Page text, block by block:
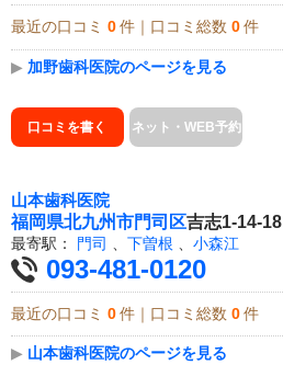
最近の口コミ 0 件｜口コミ総数 0 件
▶ 加野歯科医院のページを見る
口コミを書く ネット・WEB予約
山本歯科医院
福岡県北九州市門司区吉志1-14-18
最寄駅： 門司 下曽根 小森江
093-481-0120
最近の口コミ 0 件｜口コミ総数 0 件
▶ 山本歯科医院のページを見る